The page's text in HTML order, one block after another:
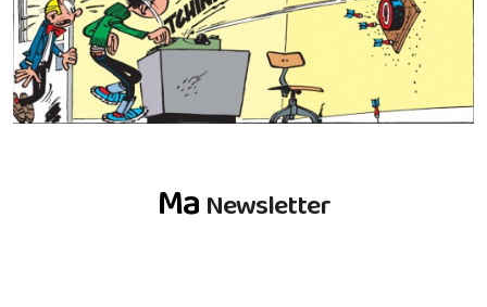
Ma Newsletter